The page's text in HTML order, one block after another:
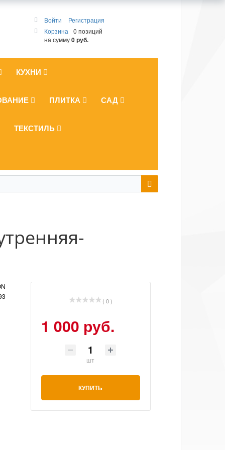
Войти
Регистрация
Корзина
0 позиций
на сумму0 руб.
КУХНИ
ПЛИТКА САД
ТЕКСТИЛЬ
( 0 )
1 000 руб.
шт
КУПИТЬ